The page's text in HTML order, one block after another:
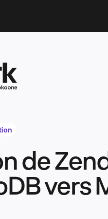
de
vers